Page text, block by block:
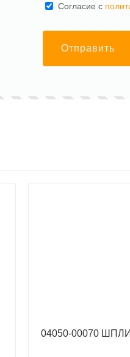
Cогласие с
Отправить
04050-00070